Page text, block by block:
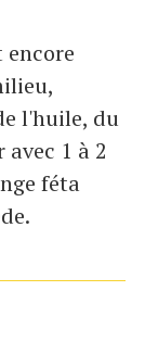
encore
l'huile, du
1 à 2
féta